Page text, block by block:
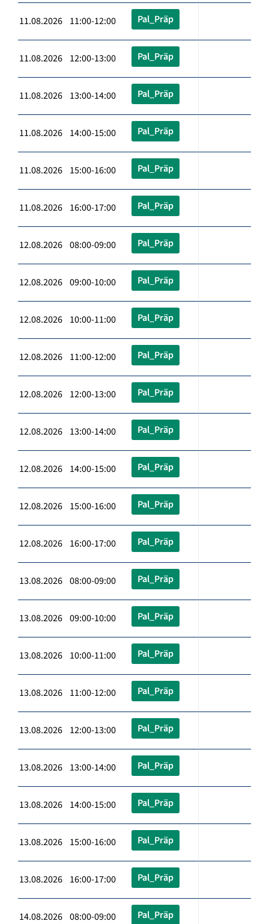
11.08.2026 11:00-12:00 Pal_Präp
11.08.2026 12:00-13:00 Pal_Präp
11.08.2026 13:00-14:00 Pal_Präp
11.08.2026 14:00-15:00 Pal_Präp
11.08.2026 15:00-16:00 Pal_Präp
11.08.2026 16:00-17:00 Pal_Präp
12.08.2026 08:00-09:00 Pal_Präp
12.08.2026 09:00-10:00 Pal_Präp
12.08.2026 10:00-11:00 Pal_Präp
12.08.2026 11:00-12:00 Pal_Präp
12.08.2026 12:00-13:00 Pal_Präp
12.08.2026 13:00-14:00 Pal_Präp
12.08.2026 14:00-15:00 Pal_Präp
12.08.2026 15:00-16:00 Pal_Präp
12.08.2026 16:00-17:00 Pal_Präp
13.08.2026 08:00-09:00 Pal_Präp
13.08.2026 09:00-10:00 Pal_Präp
13.08.2026 10:00-11:00 Pal_Präp
13.08.2026 11:00-12:00 Pal_Präp
13.08.2026 12:00-13:00 Pal_Präp
13.08.2026 13:00-14:00 Pal_Präp
13.08.2026 14:00-15:00 Pal_Präp
13.08.2026 15:00-16:00 Pal_Präp
13.08.2026 16:00-17:00 Pal_Präp
14.08.2026 08:00-09:00 Pal_Präp